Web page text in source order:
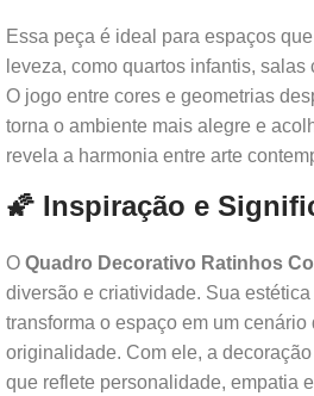
Essa peça é ideal para espaços
leveza, como quartos infantis,
O jogo entre cores e geometrias
torna o ambiente mais alegre e
revela a harmonia entre arte
🌠 Inspiração e
O Quadro Decorativo Ratinhos
diversão e criatividade. Sua
transforma o espaço em um cenário
originalidade. Com ele, a
que reflete personalidade, empatia